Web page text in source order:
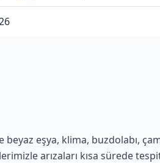
eşya, klima, buzdolabı,
arızaları kısa sürede